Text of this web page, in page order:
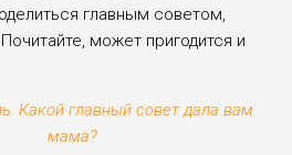
главным советом,
может пригодится и
Какой главный совет дала вам
мама?